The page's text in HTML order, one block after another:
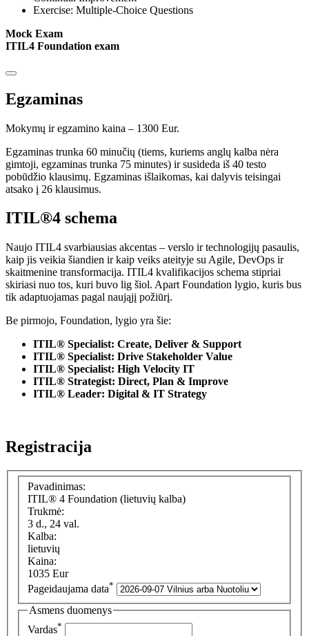
Exercise: Multiple-Choice Questions
Mock Exam
ITIL4 Foundation exam
Egzaminas
Mokymų ir egzamino kaina – 1300 Eur.
Egzaminas trunka 60 minučių (tiems, kuriems anglų kalba nėra
gimtoji, egzaminas trunka 75 minutes) ir susideda iš 40 testo
pobūdžio klausimų. Egzaminas išlaikomas, kai dalyvis teisingai
atsako į 26 klausimus.
ITIL®4 schema
Naujo ITIL4 svarbiausias akcentas – verslo ir technologijų pasaulis,
kaip jis veikia šiandien ir kaip veiks ateityje su Agile, DevOps ir
skaitmenine transformacija. ITIL4 kvalifikacijos schema stipriai
skiriasi nuo tos, kuri buvo lig šiol. Apart Foundation lygio, kuris bus
tik adaptuojamas pagal naująjį požiūrį.
Be pirmojo, Foundation, lygio yra šie:
ITIL® Specialist: Create, Deliver & Support
ITIL® Specialist: Drive Stakeholder Value
ITIL® Specialist: High Velocity IT
ITIL® Strategist: Direct, Plan & Improve
ITIL® Leader: Digital & IT Strategy
Registracija
Pavadinimas:
ITIL® 4 Foundation (lietuvių kalba)
Trukmė:
3 d., 24 val.
Kalba:
lietuvių
Kaina:
1035 Eur
Pageidaujama data*
Asmens duomenys
Vardas*